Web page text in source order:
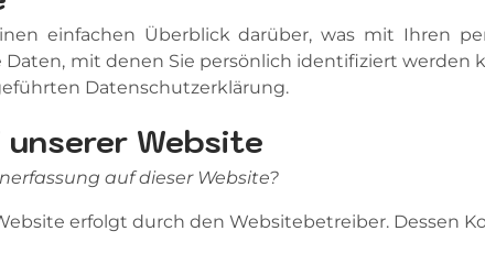
einfachen Überblick darüber, was mit Ihren
Daten, mit denen Sie persönlich identifiziert
Datenschutzerklärung.
Website
auf dieser Website?
erfolgt durch den Websitebetreiber. Dessen